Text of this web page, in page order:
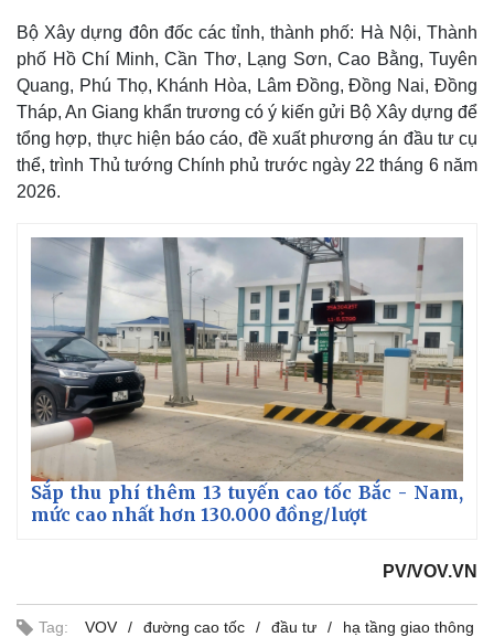
Bộ Xây dựng đôn đốc các tỉnh, thành phố: Hà Nội, Thành
phố Hồ Chí Minh, Cần Thơ, Lạng Sơn, Cao Bằng, Tuyên
Quang, Phú Thọ, Khánh Hòa, Lâm Đồng, Đồng Nai, Đồng
Tháp, An Giang khẩn trương có ý kiến gửi Bộ Xây dựng để
tổng hợp, thực hiện báo cáo, đề xuất phương án đầu tư cụ
thể, trình Thủ tướng Chính phủ trước ngày 22 tháng 6 năm
2026.
Sắp thu phí thêm 13 tuyến cao tốc Bắc - Nam,
mức cao nhất hơn 130.000 đồng/lượt
PV/VOV.VN
Tag: VOV đường cao tốc đầu tư hạ tầng giao thông